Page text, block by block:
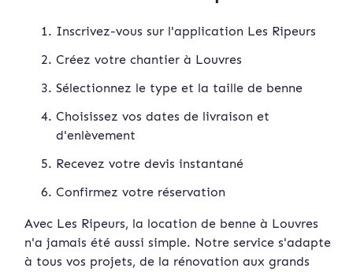
Inscrivez-vous sur l'application Les Ripeurs
Créez votre chantier à Louvres
Sélectionnez le type et la taille de benne
Choisissez vos dates de livraison et
d'enlèvement
Recevez votre devis instantané
Confirmez votre réservation
Avec Les Ripeurs, la location de benne à Louvres
n'a jamais été aussi simple. Notre service s'adapte
à tous vos projets, de la rénovation aux grands